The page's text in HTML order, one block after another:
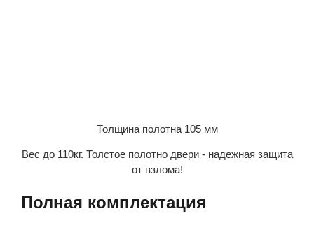
Толщина полотна 105 мм
Вес до 110кг. Толстое полотно двери - надежная защита
от взлома!
Полная​ комплектация